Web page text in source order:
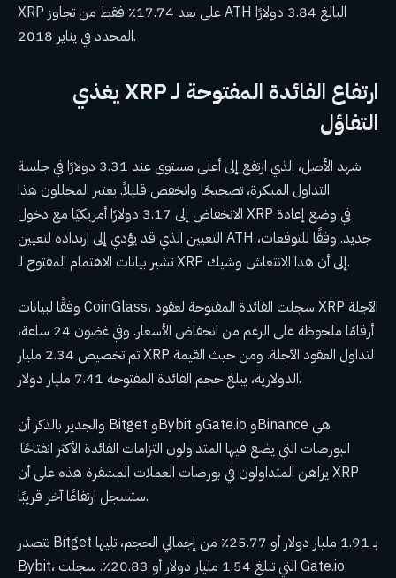
XRP على بعد 17.74٪ فقط من تجاوز ATH البالغ 3.84 دولارًا
المحدد في يناير 2018.
ارتفاع الفائدة المفتوحة لـ XRP يغذي
التفاؤل
شهد الأصل، الذي ارتفع إلى أعلى مستوى عند 3.31 دولارًا في جلسة
التداول المبكرة، تصحيحًا وانخفض قليلاً. يعتبر المحللون هذا
الانخفاض إلى 3.17 دولارًا أمريكيًا مع دخول XRP في وضع إعادة
التعيين الذي قد يؤدي إلى ارتداده لتعيين ATH جديد. وفقًا للتوقعات،
تشير بيانات الاهتمام المفتوح لـ XRP إلى أن هذا الانتعاش وشيك.
وفقًا لبيانات CoinGlass، سجلت الفائدة المفتوحة لعقود XRP الآجلة
أرقامًا ملحوظة على الرغم من انخفاض الأسعار. وفي غضون 24 ساعة،
تم تخصيص 2.34 مليار XRP لتداول العقود الآجلة. ومن حيث القيمة
الدولارية، يبلغ حجم الفائدة المفتوحة 7.41 مليار دولار.
والجدير بالذكر أن Bitget وBybit وGate.io وBinance هي
البورصات التي يضع فيها المتداولون التزامات الفائدة الأكثر انفتاحًا.
يراهن المتداولون في بورصات العملات المشفرة هذه على أن XRP
ستسجل ارتفاعًا آخر قريبًا.
تتصدر Bitget بـ 1.91 مليار دولار أو 25.77٪ من إجمالي الحجم، تليها
Bybit، التي تبلغ 1.54 مليار دولار أو 20.83٪. سجلت Gate.io